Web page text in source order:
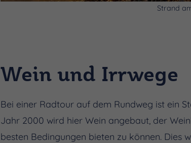
Strand
Wein und Irrwege
Bei einer Radtour auf dem Rundweg ist ein
Jahr 2000 wird hier Wein angebaut, der
besten Bedingungen bieten zu können. Dies